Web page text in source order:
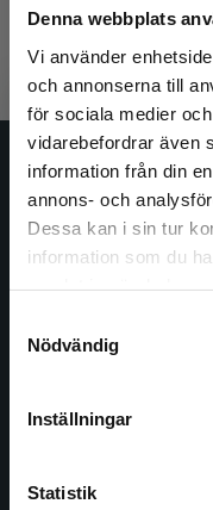
Denna webbplats
Vi använder
och annonserna till
för sociala medier
vidarebefordrar även
information från din
annons- och
Dessa kan i sin tur
information som du
Nödvändig
Inställningar
Statistik
Det verkar som
Vi erbjuder inte
att kunna slutföra
385 kr
Studentlitteratur
ledande
facklitteratur,
informationstjänster i
längs hela
Kontakta oss